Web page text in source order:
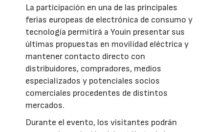
La participación en una de las principales
ferias europeas de electrónica de consumo y
tecnología permitirá a Youin presentar sus
últimas propuestas en movilidad eléctrica y
mantener contacto directo con
distribuidores, compradores, medios
especializados y potenciales socios
comerciales procedentes de distintos
mercados.
Durante el evento, los visitantes podrán